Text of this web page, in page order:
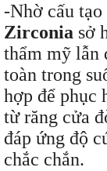
-Nhờ cấu
Zirconia sở
thẩm mỹ lẫn
toàn trong
hợp để phục
từ răng cửa
đáp ứng độ
chắc chắn.